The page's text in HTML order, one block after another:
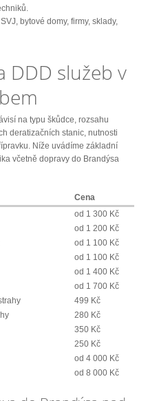
bytové domy, firmy, sklady,
DDD služeb v
na typu škůdce, rozsahu
deratizačních stanic, nutnosti
Níže uvádíme základní
včetně dopravy do Brandýsa
Cena
od 1 300 Kč
od 1 200 Kč
od 1 100 Kč
od 1 100 Kč
od 1 400 Kč
od 1 700 Kč
499 Kč
280 Kč
350 Kč
250 Kč
od 4 000 Kč
od 8 000 Kč